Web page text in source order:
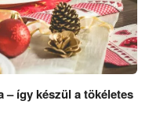
– így készül a tökéletes